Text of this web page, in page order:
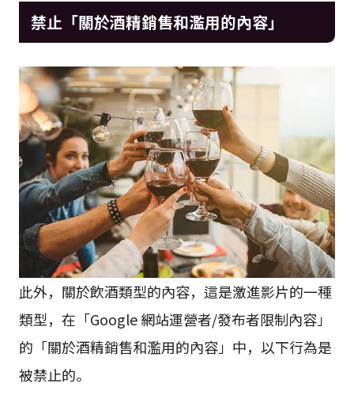
禁止「關於酒精銷售和濫用的內容」
此外，關於飲酒類型的內容，這是激進影片的一種
類型，在「Google 網站運營者/發布者限制內容」
的「關於酒精銷售和濫用的內容」中，以下行為是
被禁止的。